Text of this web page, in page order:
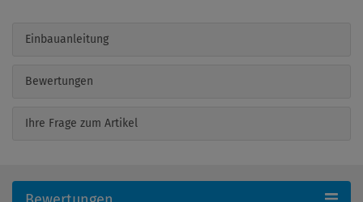
Einbauanleitung
Bewertungen
Ihre Frage zum Artikel